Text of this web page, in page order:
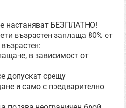
настаняват БЕЗПЛАТНО!
възрастен заплаща 80% от
в зависимост от
допускат срещу
и само с предварително